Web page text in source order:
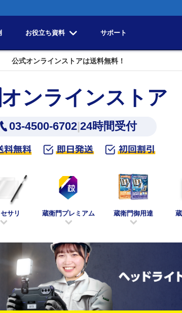
お役立ち資料 サポート
公式オンラインストアは送料無料！
オンラインストア
03-4500-6702| 24時間受付
サリ 蔵衛門プレミアム 蔵衛門御用達